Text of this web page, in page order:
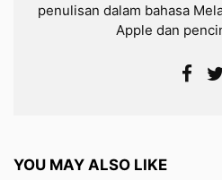
penulisan dalam bahasa
Apple dan
YOU MAY ALSO LIKE